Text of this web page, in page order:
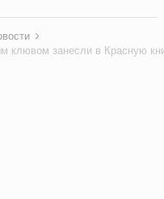
клювом занесли в Красную